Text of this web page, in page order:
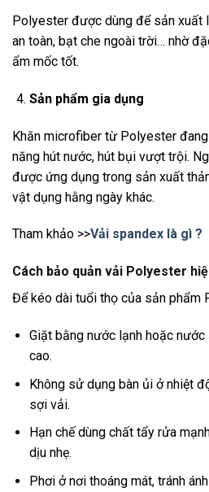
Polyester được dùng để sản xuất
an toàn, bạt che ngoài trời… nhờ
ẩm mốc tốt.
Sản phẩm gia dụng
Khăn microfiber từ Polyester
năng hút nước, hút bụi vượt trội.
được ứng dụng trong sản xuất
vật dụng hằng ngày khác.
Tham khảo >>Vải spandex là gì ?
Cách bảo quản vải Polyester
Để kéo dài tuổi thọ của sản phẩm
Giặt bằng nước lạnh hoặc nước
cao.
Không sử dụng bàn ủi ở nhiệt
sợi vải.
Hạn chế dùng chất tẩy rửa
dịu nhẹ.
Phơi ở nơi thoáng mát, tránh